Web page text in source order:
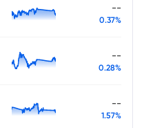
--
0.37%
--
0.28%
--
1.57%